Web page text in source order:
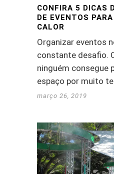
CONFIRA 5 DICAS
DE EVENTOS
CALOR
Organizar eventos
constante desafio.
ninguém consegue
espaço por muito
março 26, 2019